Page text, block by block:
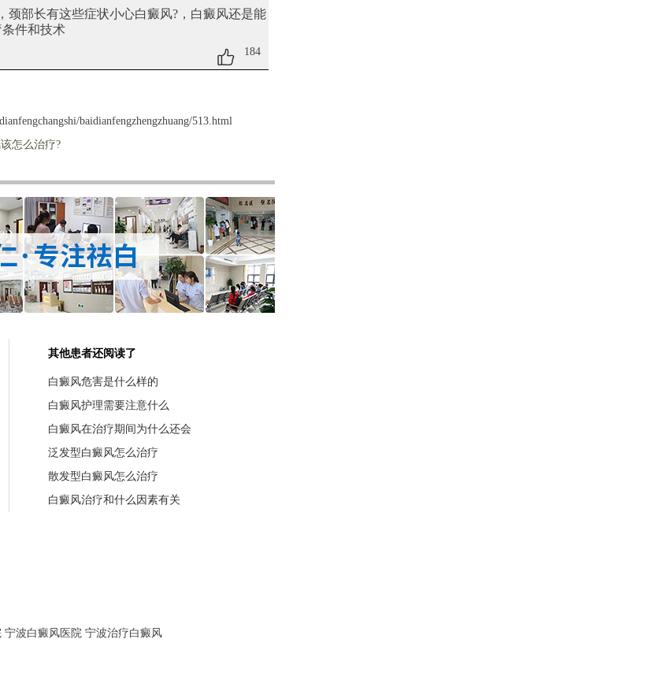
颈部长有这些症状小心白癜风?，白癜风还是能
件和技术
184
baidianfengzhengzhuang/513.html
怎么治疗?
其他患者还阅读了
白癜风危害是什么样的
白癜风护理需要注意什么
白癜风在治疗期间为什么还会
泛发型白癜风怎么治疗
散发型白癜风怎么治疗
白癜风治疗和什么因素有关
宁波白癜风医院 宁波治疗白癜风